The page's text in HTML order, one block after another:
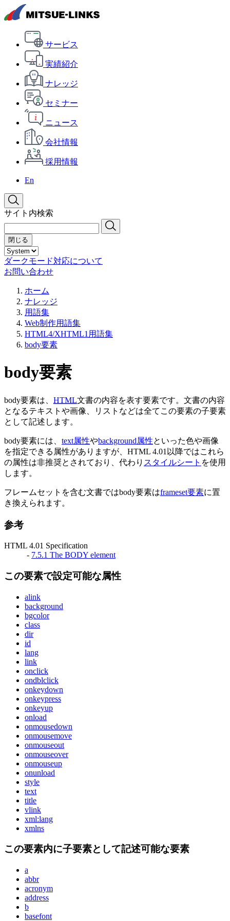
サービス
実績紹介
ナレッジ
セミナー
ニュース
会社情報
採用情報
En
サイト内検索
閉じる
ダークモード対応について
お問い合わせ
ホーム
ナレッジ
用語集
Web制作用語集
HTML4/XHTML1用語集
body要素
body要素
body要素は、 HTML文書の内容を表す要素です。文書の内容
となるテキストや画像、リストなどは全てこの要素の子要素
として記述します。
body要素には、 text属性やbackground属性といった色や画像
を指定できる属性がありますが、HTML 4.01以降ではこれら
の属性は非推奨とされており、代わり スタイルシート を使用
します。
フレームセットを含む文書ではbody要素はframeset要素に置
き換えられます。
参考
HTML 4.01 Specification
- 7.5.1 The BODY element
この要素で設定可能な属性
alink
background
bgcolor
class
dir
id
lang
link
onclick
ondblclick
onkeydown
onkeypress
onkeyup
onload
onmousedown
onmousemove
onmouseout
onmouseover
onmouseup
onunload
style
text
title
vlink
xml:lang
xmlns
この要素内に子要素として記述可能な要素
a
abbr
acronym
address
b
basefont